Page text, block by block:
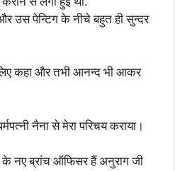
उस पेन्टिग के नीचे बहुत ही सुन्दर
कहा और तभी आनन्द भी आकर
नैना से मेरा परिचय कराया।
के नए ब्रांच ऑफिसर हैं अनुराग जी